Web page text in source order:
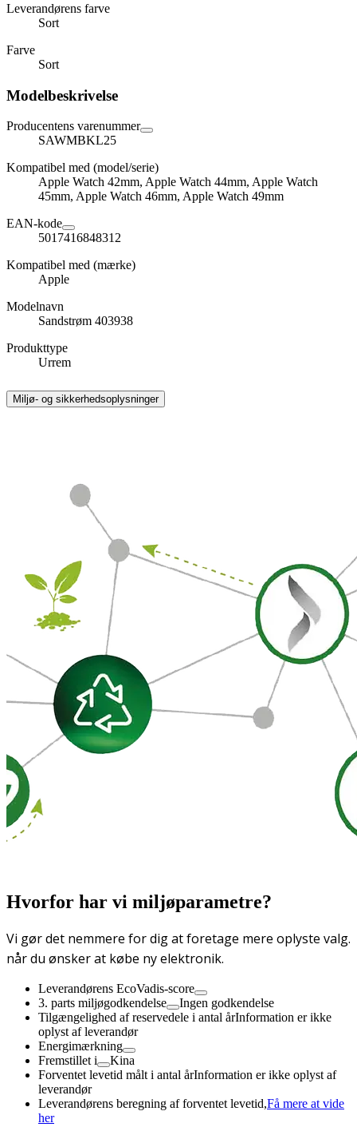
Leverandørens farve
Sort
Farve
Sort
Modelbeskrivelse
Producentens varenummer
SAWMBKL25
Kompatibel med (model/serie)
Apple Watch 42mm, Apple Watch 44mm, Apple Watch
45mm, Apple Watch 46mm, Apple Watch 49mm
EAN-kode
5017416848312
Kompatibel med (mærke)
Apple
Modelnavn
Sandstrøm 403938
Produkttype
Urrem
Miljø- og sikkerhedsoplysninger
Hvorfor har vi miljøparametre?
Vi gør det nemmere for dig at foretage mere oplyste valg.
når du ønsker at købe ny elektronik.
Leverandørens EcoVadis-score
3. parts miljøgodkendelse
Ingen godkendelse
Tilgængelighed af reservedele i antal årInformation er ikke
oplyst af leverandør
Energimærkning
Fremstillet i
Kina
Forventet levetid målt i antal årInformation er ikke oplyst af
leverandør
Leverandørens beregning af forventet levetid,Få mere at vide
her